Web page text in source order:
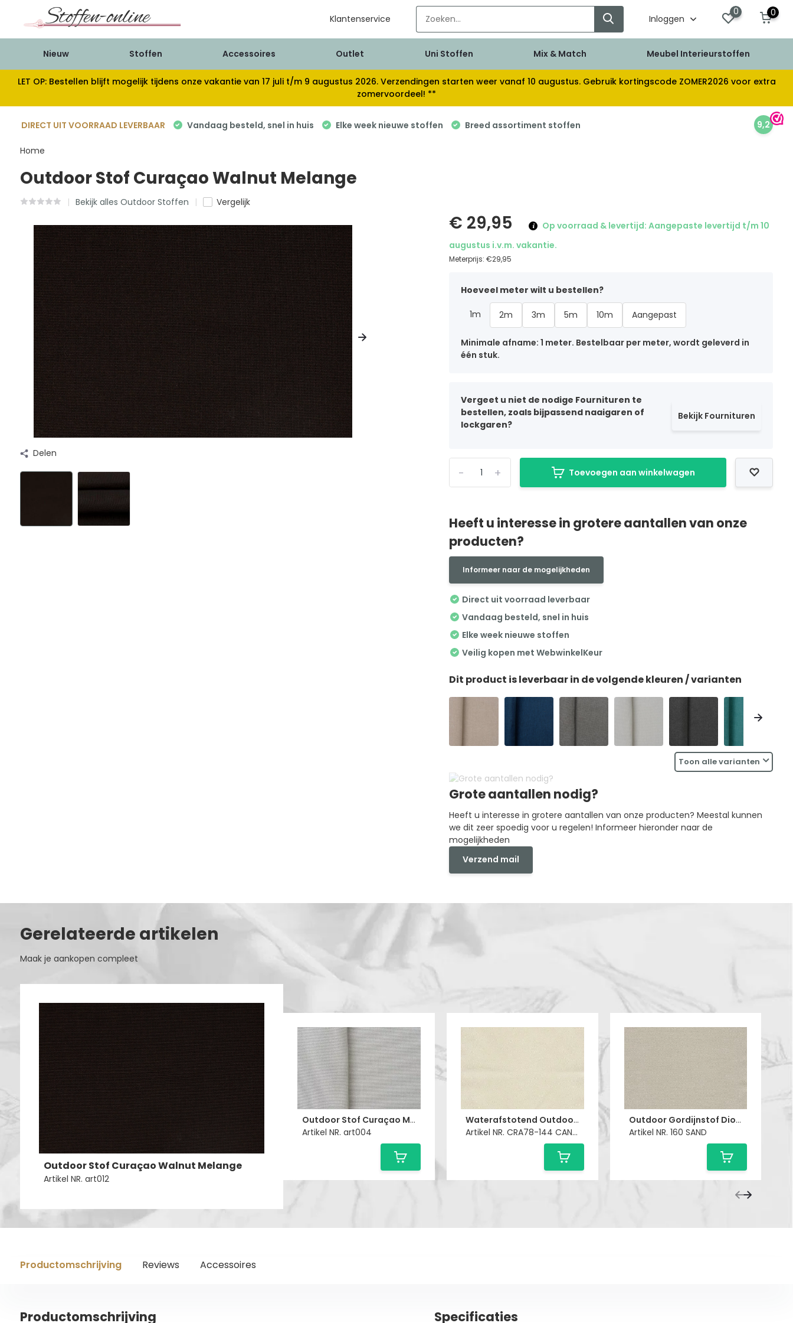
Klantenservice Inloggen
0 0
Nieuw Stoffen Accessoires Outlet Uni Stoffen Mix & Match Meubel Interieurstoffen
LET OP: Bestellen blijft mogelijk tijdens onze vakantie van 17 juli t/m 9 augustus 2026. Verzendingen starten weer vanaf 10 augustus. Gebruik kortingscode ZOMER2026 voor extra
zomervoordeel! **
DIRECT UIT VOORRAAD LEVERBAAR Vandaag besteld, snel in huis Elke week nieuwe stoffen Breed assortiment stoffen 9,2
Home
Outdoor Stof Curaçao Walnut Melange
Bekijk alles Outdoor Stoffen Vergelijk
Delen
€ 29,95
Op voorraad & levertijd: Aangepaste levertijd t/m 10
augustus i.v.m. vakantie.
Meterprijs:€29,95
Hoeveel meter wilt u bestellen?
1m 2m 3m 5m 10m Aangepast
Minimale afname: 1 meter. Bestelbaar per meter, wordt geleverd in
één stuk.
Vergeet u niet de nodige Fournituren te
bestellen, zoals bijpassend naaigaren of
lockgaren?
Bekijk Fournituren
+
- Toevoegen aan winkelwagen
Heeft u interesse in grotere aantallen van onze
producten?
Informeer naar de mogelijkheden
Direct uit voorraad leverbaar
Vandaag besteld, snel in huis
Elke week nieuwe stoffen
Veilig kopen met WebwinkelKeur
Dit product is leverbaar in de volgende kleuren / varianten
Toon alle varianten
Grote aantallen nodig?
Heeft u interesse in grotere aantallen van onze producten? Meestal kunnen
we dit zeer spoedig voor u regelen! Informeer hieronder naar de
mogelijkheden
Verzend mail
Gerelateerde artikelen
Maak je aankopen compleet
Outdoor Stof Curaçao Walnut Melange
Artikel NR. art012
Outdoor Stof Curaçao Melange Oyster Grey
Artikel NR. art004
Waterafstotend Outdoor Canvas Naturel
Artikel NR. CRA78-144 CANVAS
Outdoor Gordijnstof Diodes Sand
Artikel NR. 160 SAND
Productomschrijving Reviews Accessoires
Productomschrijving Specificaties